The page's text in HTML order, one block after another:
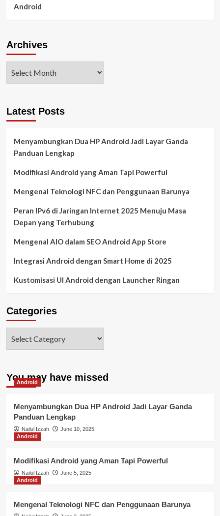
Android
Archives
Latest Posts
Menyambungkan Dua HP Android Jadi Layar Ganda
Panduan Lengkap
Modifikasi Android yang Aman Tapi Powerful
Mengenal Teknologi NFC dan Penggunaan Barunya
Peran IPv6 di Jaringan Internet 2025 Menuju Masa
Depan yang Terhubung
Mengenal AIO dalam SEO Android App Store
Integrasi Android dengan Smart Home di 2025
Kustomisasi UI Android dengan Launcher Ringan
Categories
You may have missed
Android
Menyambungkan Dua HP Android Jadi Layar Ganda
Panduan Lengkap
Nailul Izzah
June 10, 2025
Android
Modifikasi Android yang Aman Tapi Powerful
Nailul Izzah
June 5, 2025
Android
Mengenal Teknologi NFC dan Penggunaan Barunya